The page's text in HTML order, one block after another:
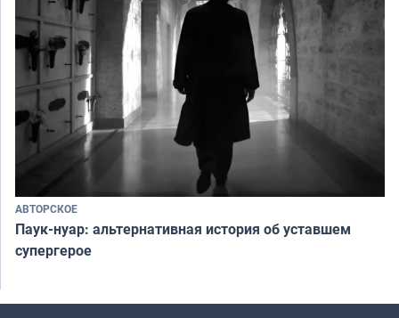
АВТОРСКОЕ
Паук-нуар: альтернативная история об уставшем
супергерое